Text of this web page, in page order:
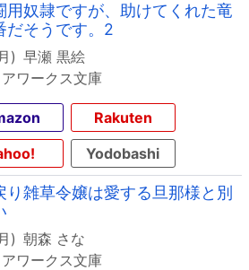
用奴隷ですが、助けてくれた竜
だそうです。2
) 早瀬 黒絵
ワークス文庫
Rakuten
Yodobashi
り雑草令嬢は愛する旦那様と別
) 朝森 さな
ワークス文庫